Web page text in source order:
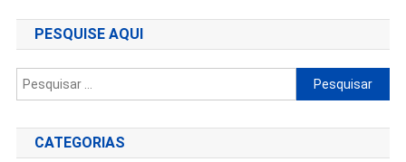
Post
PESQUISE AQUI
Pesquisar
por:
CATEGORIAS